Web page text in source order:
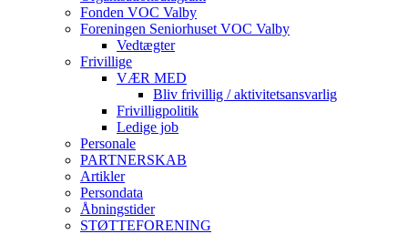
Fonden VOC Valby
Foreningen Seniorhuset VOC Valby
Vedtægter
Frivillige
VÆR MED
Bliv frivillig / aktivitetsansvarlig
Frivilligpolitik
Ledige job
Personale
PARTNERSKAB
Artikler
Persondata
Åbningstider
STØTTEFORENING